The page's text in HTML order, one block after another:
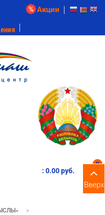
Акции
0
: 0.00 pуб.
>
Вверх